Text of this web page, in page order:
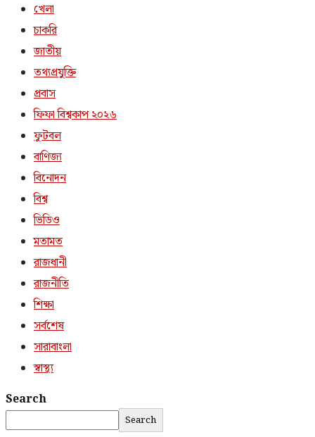
খেলা
চাকরি
জাতীয়
তথ্যপ্রযুক্তি
প্রবাস
ফিফা বিশ্বকাপ ২০২৬
ফুটবল
বাণিজ্য
বিনোদন
বিশ্ব
ভিডিও
মতামত
রাজধানী
রাজনীতি
শিক্ষা
সর্বশেষ
সারাবাংলা
স্বাস্থ্য
Search
Search